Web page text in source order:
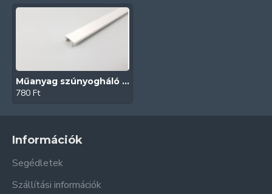
Műanyag szúnyogháló keret (Fehér)
780 Ft
Információk
Segédletek
Szállítási információk